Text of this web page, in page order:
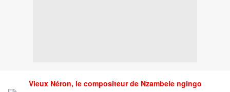
Vieux Néron, le compositeur de Nzambele ngingo